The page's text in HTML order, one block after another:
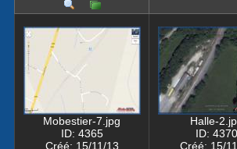
Mobestier-7.jpg
ID: 4365
Créé: 15/11/13
Halle-
ID: 4370
Créé: 15/